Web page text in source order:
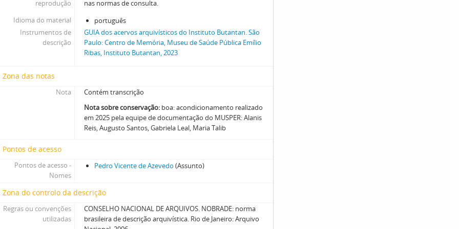
reprodução
nas normas de consulta.
Idioma do material
português
Instrumentos de
descrição
GUIA dos acervos arquivísticos do Instituto Butantan. São
Paulo: Centro de Memória, Museu de Saúde Pública Emílio
Ribas, Instituto Butantan, 2023
Zona das notas
Nota
Contém transcrição
Nota sobre conservação: boa: acondicionamento realizado
em 2025 pela equipe de documentação do MUSPER: Alanis
Reis, Augusto Santos, Gabriela Leal, Maria Talib
Pontos de acesso
Pontos de acesso -
Nomes
Pedro Vicente de Azevedo (Assunto)
Zona do controlo da descrição
Regras ou convenções
utilizadas
CONSELHO NACIONAL DE ARQUIVOS. NOBRADE: norma
brasileira de descrição arquivística. Rio de Janeiro: Arquivo